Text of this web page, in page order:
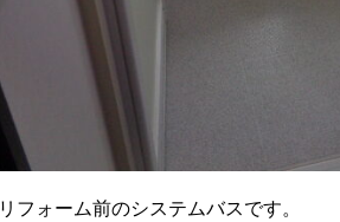
リフォーム前のシステムバスです。